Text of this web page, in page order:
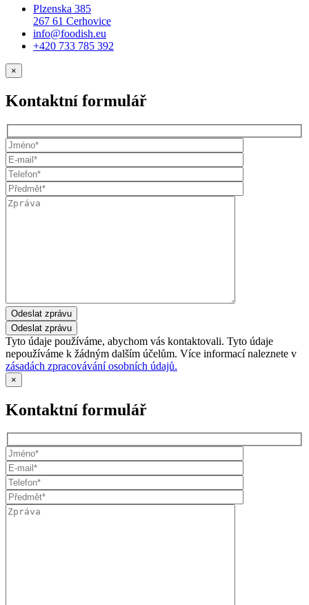
Plzenska 385
267 61 Cerhovice
info@foodish.eu
+420 733 785 392
×
Kontaktní formulář
Odeslat zprávu
Tyto údaje používáme, abychom vás kontaktovali. Tyto údaje
nepoužíváme k žádným dalším účelům. Více informací naleznete v
zásadách zpracovávání osobních údajů.
×
Kontaktní formulář